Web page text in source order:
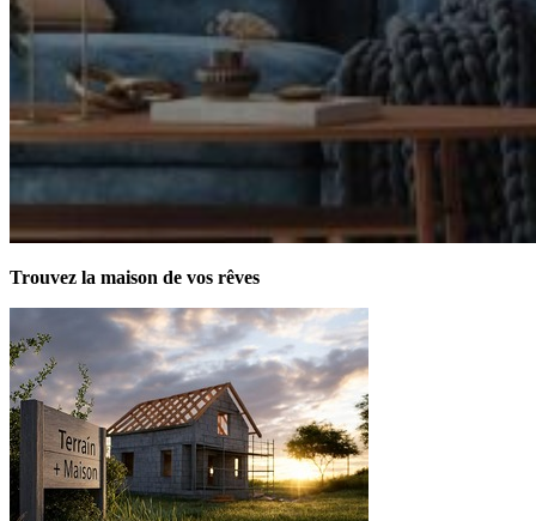
Trouvez la maison de vos rêves